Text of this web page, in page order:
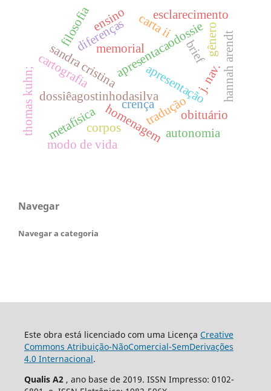
apresentação
dossiêagostinhodasilva
apresentacaodossie
tradução
brief
j. nav.
carta ii
sandra cristina
obituário
homenagem
memorial
diferenças
corpos
filosofia
metafísica
modo de vida
crença
cartografia
gênero
autonomia
esclarecimento
ensino
hannah arendt
thomas kuhn;
Navegar
Navegar a categoria
Este obra está licenciado com uma Licença Creative
Commons Atribuição-NãoComercial-SemDerivações
4.0 Internacional.
Qualis A2 , ano base de 2019. ISSN Impresso: 0102-